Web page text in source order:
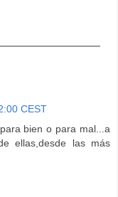
CEST
bien o para mal...a
ellas,desde las más